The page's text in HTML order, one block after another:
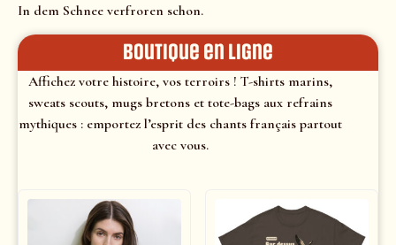
In dem Schnee verfroren schon.
Boutique en ligne
Affichez votre histoire, vos terroirs ! T-shirts marins,
sweats scouts, mugs bretons et tote-bags aux refrains
mythiques : emportez l’esprit des chants français partout
avec vous.